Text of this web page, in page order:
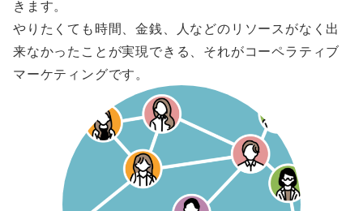
きます。
やりたくても時間、金銭、人などのリソースがなく出
来なかったことが実現できる、それがコーペラティブ
マーケティングです。